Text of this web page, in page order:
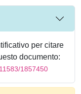
per citare
documento:
1857450